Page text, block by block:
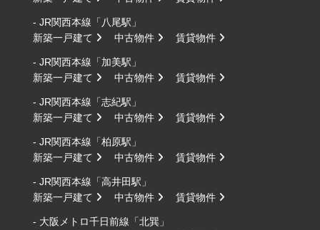
- JR関西本線「八尾駅」
新築一戸建て
中古物件 賃貸物件
- JR関西本線「加美駅」
新築一戸建て
中古物件 賃貸物件
- JR関西本線「志紀駅」
新築一戸建て
中古物件 賃貸物件
- JR関西本線「柏原駅」
新築一戸建て
中古物件 賃貸物件
- JR関西本線「高井田駅」
新築一戸建て
中古物件 賃貸物件
- 大阪メトロ千日前線「北巽」